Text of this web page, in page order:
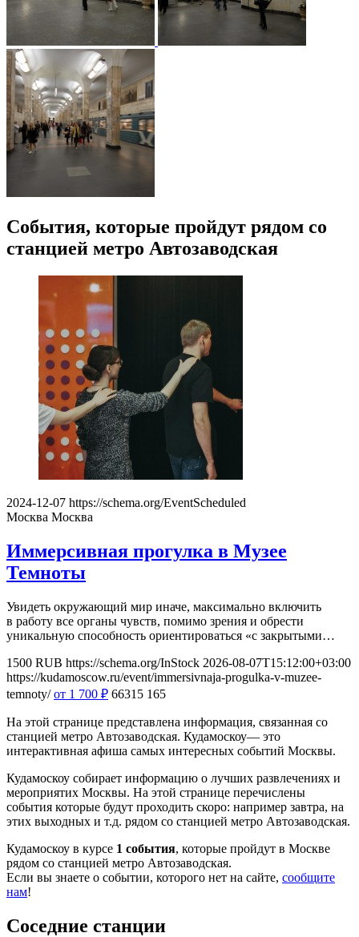
События, которые пройдут рядом со
станцией метро Автозаводская
2024-12-07 https://schema.org/EventScheduled
Москва Москва
Иммерсивная прогулка в Музее
Темноты
Увидеть окружающий мир иначе, максимально включить
в работу все органы чувств, помимо зрения и обрести
уникальную способность ориентироваться «с закрытыми…
1500 RUB https://schema.org/InStock 2026-08-07T15:12:00+03:00
https://kudamoscow.ru/event/immersivnaja-progulka-v-muzee-
temnoty/ от 1 700 ₽ 66315 165
На этой странице представлена информация, связанная со
станцией метро Автозаводская. Кудамоскоу— это
интерактивная афиша самых интересных событий Москвы.
Кудамоскоу собирает информацию о лучших развлечениях и
мероприятих Москвы. На этой странице перечислены
события которые будут проходить скоро: например завтра, на
этих выходных и т.д. рядом со станцией метро Автозаводская.
Кудамоскоу в курсе 1 события, которые пройдут в Москве
рядом со станцией метро Автозаводская.
Если вы знаете о событии, которого нет на сайте, сообщите
нам!
Соседние станции